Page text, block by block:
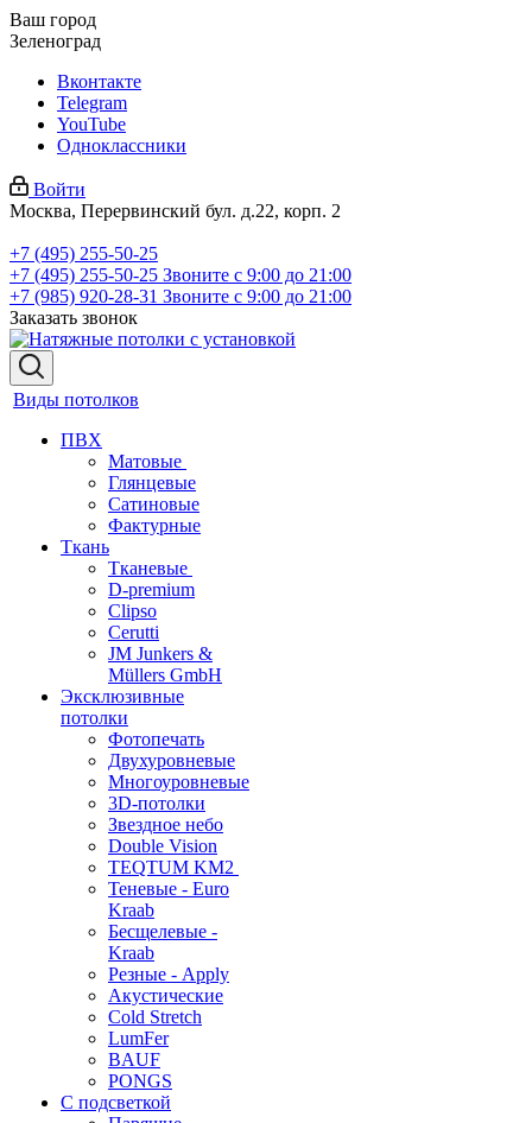
Ваш город
Зеленоград
Вконтакте
Telegram
YouTube
Одноклассники
Войти
Москва, Перервинский бул. д.22, корп. 2
+7 (495) 255-50-25
+7 (495) 255-50-25 Звоните с 9:00 до 21:00
+7 (985) 920-28-31 Звоните с 9:00 до 21:00
Заказать звонок
Виды потолков
ПВХ
Матовые
Глянцевые
Сатиновые
Фактурные
Ткань
Тканевые
D-premium
Clipso
Cerutti
JM Junkers &
Müllers GmbH
Эксклюзивные
потолки
Фотопечать
Двухуровневые
Многоуровневые
3D-потолки
Звездное небо
Double Vision
TEQTUM KM2
Теневые - Euro
Kraab
Бесщелевые -
Kraab
Резные - Apply
Акустические
Cold Stretch
LumFer
BAUF
PONGS
С подсветкой